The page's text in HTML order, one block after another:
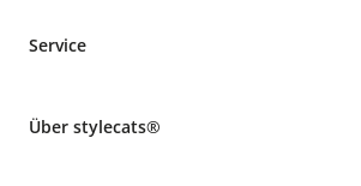
Informationen zur Lieferung
Produkte reklamieren und zurücksenden
Service
Tierkrankenversicherung
Über stylecats®